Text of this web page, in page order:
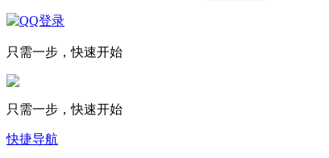
只需一步，快速开始
只需一步，快速开始
快捷导航